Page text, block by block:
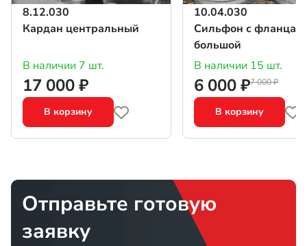
8.12.030
Кардан центральный
В наличии 7 шт.
17 000 ₽
В корзину
10.04.030
Сильфон с
большой
В наличии 15 шт.
7 000 ₽
6 000 ₽
В корзину
Отправьте готовую
заявку